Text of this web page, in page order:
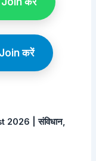
करें
2026 | संविधान,